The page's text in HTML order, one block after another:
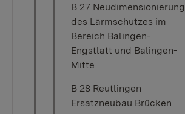
B 27 Neudimensionierung
des Lärmschutzes im
Bereich Balingen-
Engstlatt und Balingen-
Mitte
B 28 Reutlingen
Ersatzneubau Brücken